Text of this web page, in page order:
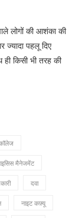
लोगों की आशंका की
ज्यादा पहलू दिए
किसी भी तरह की
मैनेजमेंट
दवा
नाइट कफ़्यू